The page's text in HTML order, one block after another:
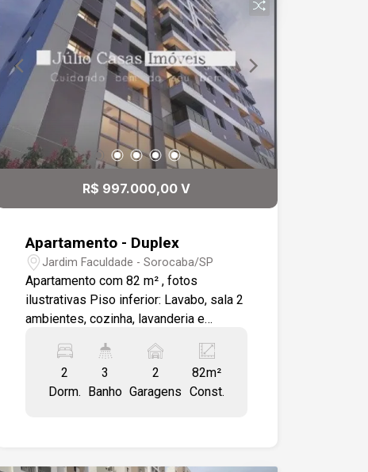
R$ 997.000,00 V
Apartamento - Duplex
Jardim Faculdade - Sorocaba/SP
Apartamento com 82 m² , fotos
ilustrativas Piso inferior: Lavabo, sala 2
ambientes, cozinha, lavanderia e
suítes e varanda, janelas com persiana
integrada manual. Piso nas área
molhadas e contrapiso nos outros
2
Dorm.
3
Banho
2
Garagens
82m²
Const.